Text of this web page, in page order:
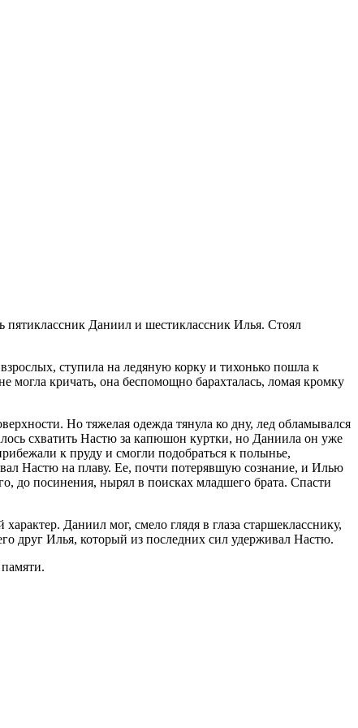
пятиклассник Даниил и шестиклассник Илья. Стоял
ступила на ледяную корку и тихонько пошла к
могла кричать, она беспомощно барахталась, ломая кромку
Но тяжелая одежда тянула ко дну, лед обламывался
схватить Настю за капюшон куртки, но Даниила он уже
к пруду и смогли подобраться к полынье,
Настю на плаву. Ее, почти потерявшую сознание, и Илью
до посинения, нырял в поисках младшего брата. Спасти
Даниил мог, смело глядя в глаза старшекласснику,
друг Илья, который из последних сил удерживал Настю.